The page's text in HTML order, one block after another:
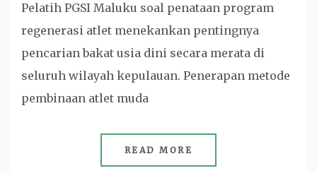
Pelatih PGSI Maluku soal penataan program
regenerasi atlet menekankan pentingnya
pencarian bakat usia dini secara merata di
seluruh wilayah kepulauan. Penerapan metode
pembinaan atlet muda
READ MORE